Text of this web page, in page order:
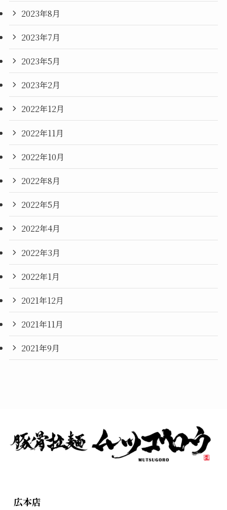
2023年8月
2023年7月
2023年5月
2023年2月
2022年12月
2022年11月
2022年10月
2022年8月
2022年5月
2022年4月
2022年3月
2022年1月
2021年12月
2021年11月
2021年9月
広本店